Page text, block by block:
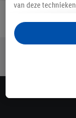
van deze
opslaan van
analyseren van
gepersonaliseerde
gegevens over
Als je hier
van reclame en als